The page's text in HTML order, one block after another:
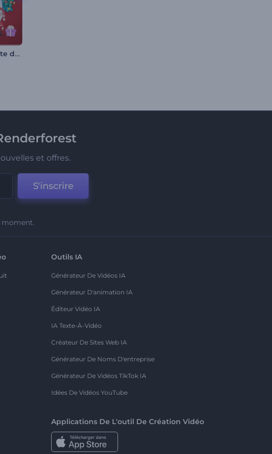
Animation de pâte de la veille de Noël
et offres.
S'inscrire
moment.
Outils IA
Générateur De Vidéos IA
Générateur D'animation IA
Éditeur Vidéo IA
IA Texte-À-Vidéo
Créateur De Sites Web IA
Générateur De Noms D'entreprise
Générateur De Vidéos TikTok IA
Idées De Vidéos YouTube
Applications De L'outil De Création Vidéo